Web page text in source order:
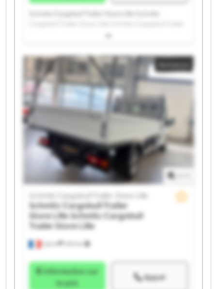
Schmitz Cargobull Trailer Store Lille Schmitz
Store Lille Schmitz Cargobull Trailer Store Lille
Cargobull Trailer Store Lille Schmitz Cargobull Trailer
Store Lille Schmitz Cargobull Trailer Store Lille
Schmitz Cargobull Trailer Store Lille Schmitz
Cargobull Trailer Store Lille Schmitz Cargobull Trailer
Store Lille Schmitz Cargobull Trailer Store Lille
Schmitz Cargobull Trailer Store Lille Schmitz
Cargobull Trailer Store Lille Schmitz Cargobull Trailer
Store Lille Schmitz Cargobull Trailer Store Lille
Schmitz Cargobull Trailer Store Lille Schmitz
Cargobull Trailer Store Lille Schmitz Cargobull Trailer
Store Lille Schmitz Cargobull Trailer Store Lille
Annonce
Carvin
Schmitz Cargobull Trailer Store Lille
Schmitz Cargobull Trailer
Store Lille Schmitz Cargobull
Trailer Store Lille
Information sur
le prix
Appel